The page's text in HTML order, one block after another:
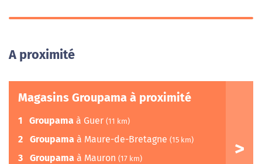
A proximité
Magasins Groupama à proximité
1 Groupama à Guer (11 km)
2 Groupama à Maure-de-Bretagne (15 km)
3 Groupama à Mauron (17 km)